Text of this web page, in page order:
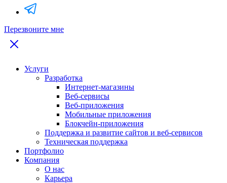
Перезвоните мне
Услуги
Разработка
Интернет-магазины
Веб-сервисы
Веб-приложения
Мобильные приложения
Блокчейн-приложения
Поддержка и развитие сайтов и веб-сервисов
Техническая поддержка
Портфолио
Компания
О нас
Карьера